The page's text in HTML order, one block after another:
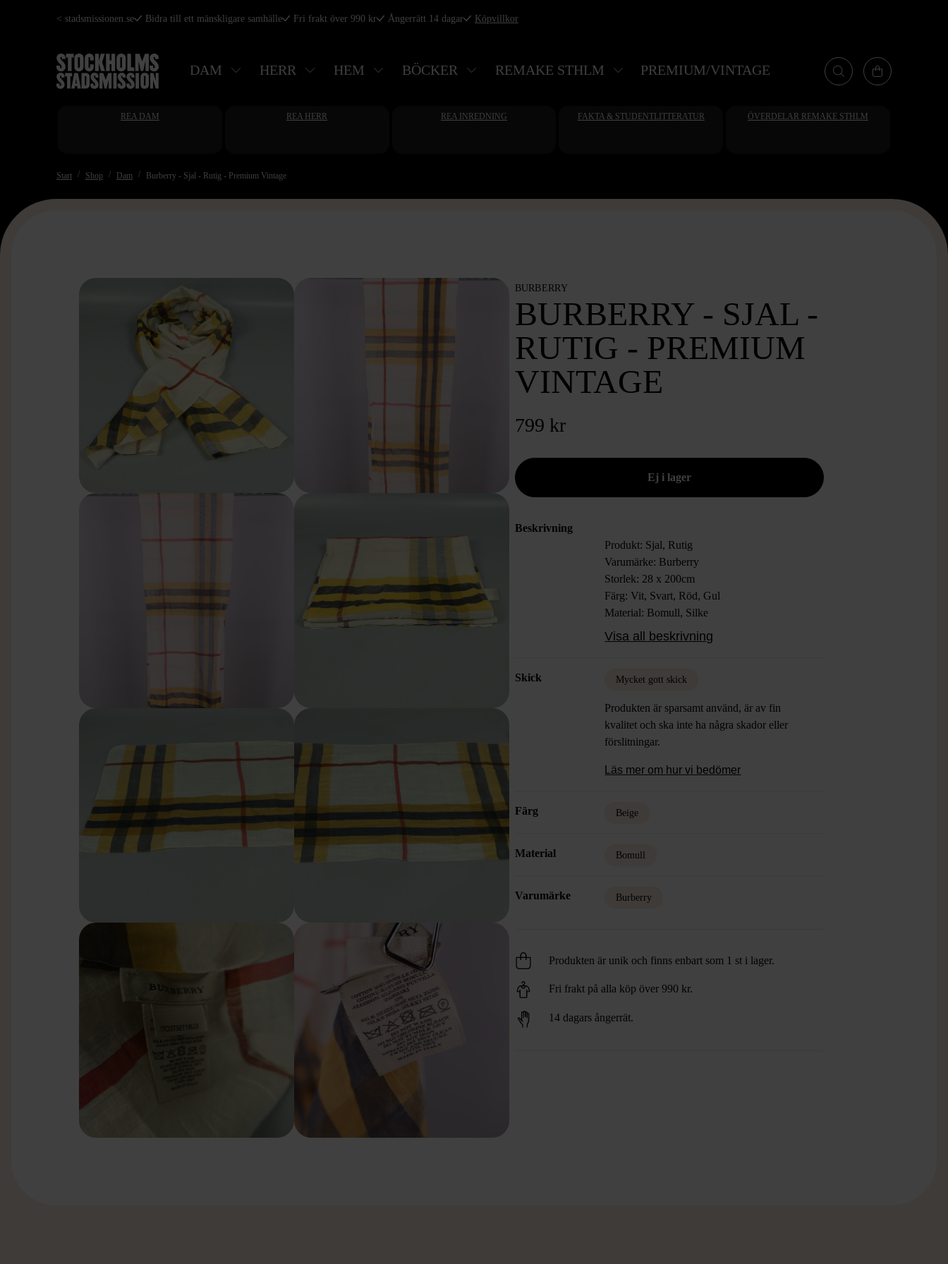
Hoppa
huvudinnehåll
< stadsmissionen.se Bidra till ett mänskligare samhälle Fri frakt över 990 kr Ångerrätt 14 dagar Köpvillkor
DAM HERR HEM BÖCKER REMAKE STHLM PREMIUM/VINTAGE
REA DAM REA HERR REA INREDNING FAKTA & STUDENTLITTERATUR ÖVERDELAR REMAKE STHLM
Start Shop Dam Burberry - Sjal - Rutig - Premium Vintage
BURBERRY
BURBERRY - SJAL -
RUTIG - PREMIUM
VINTAGE
799 kr
Beskrivning
Produkt: Sjal, Rutig
Varumärke: Burberry
Storlek: 28 x 200cm
Färg: Vit, Svart, Röd, Gul
Material: Bomull, Silke
Skick: Mycket Gott Skick
Visa all beskrivning
Skick Mycket gott skick
Produkten är sparsamt använd, är av fin
kvalitet och ska inte ha några skador eller
förslitningar.
Läs mer om hur vi bedömer
Färg Beige
Material Bomull
Varumärke Burberry
Produkten är unik och finns enbart som 1 st i lager.
Fri frakt på alla köp över 990 kr.
14 dagars ångerrät.